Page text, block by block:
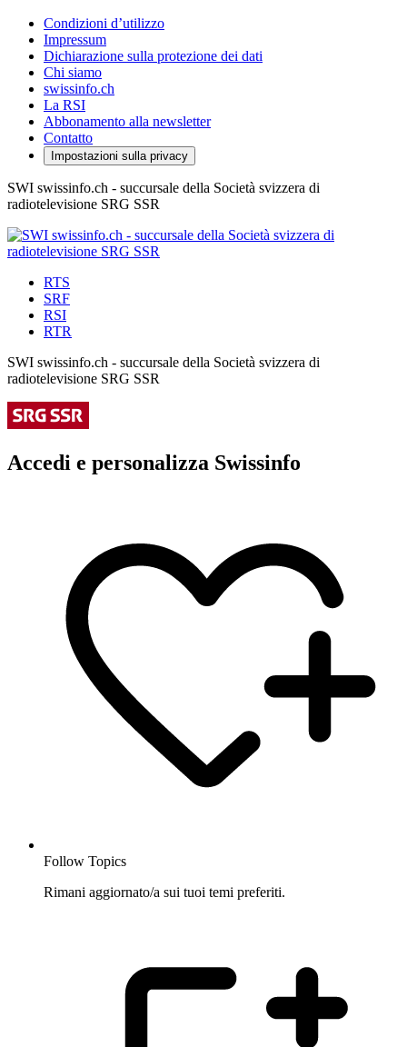
Condizioni d’utilizzo
Impressum
Dichiarazione sulla protezione dei dati
Chi siamo
swissinfo.ch
La RSI
Abbonamento alla newsletter
Contatto
Impostazioni sulla privacy
SWI swissinfo.ch - succursale della Società svizzera di
radiotelevisione SRG SSR
RTS
SRF
RSI
RTR
SWI swissinfo.ch - succursale della Società svizzera di
radiotelevisione SRG SSR
Accedi e personalizza Swissinfo
Follow Topics
Rimani aggiornato/a sui tuoi temi preferiti.